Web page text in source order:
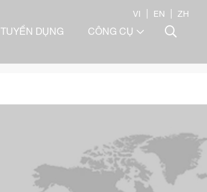
TUYỂN DỤNG CÔNG CỤ
VI EN ZH